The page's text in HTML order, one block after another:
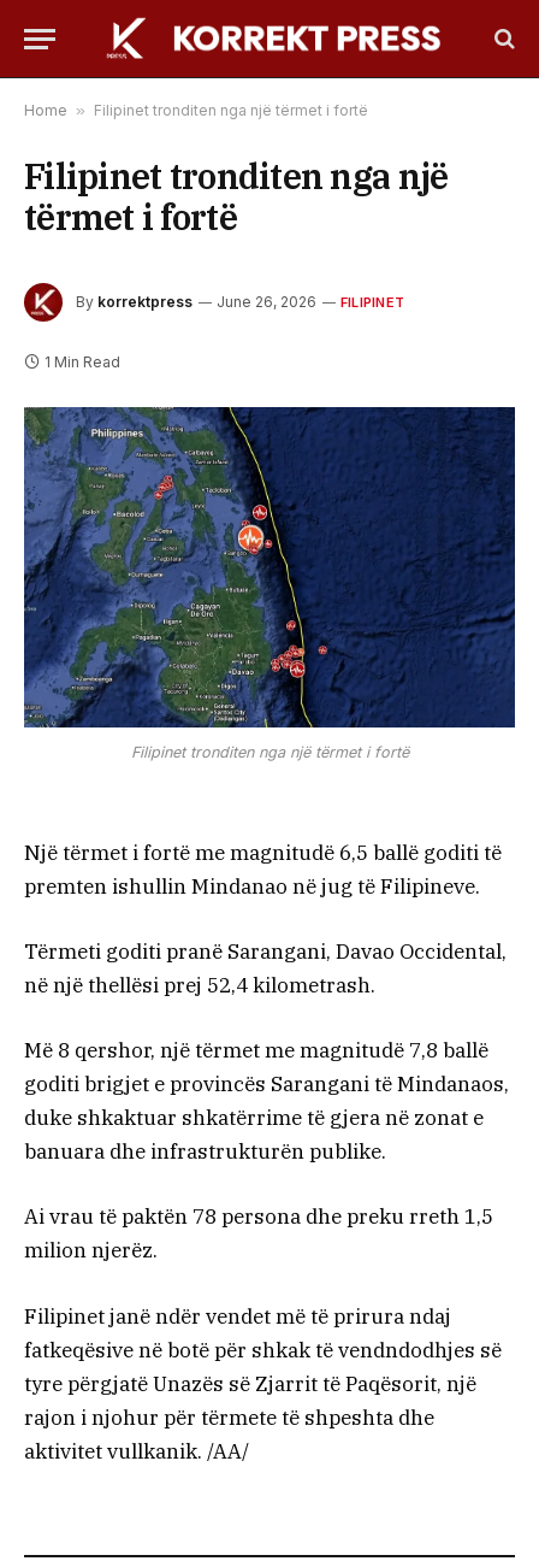
Home » Filipinet tronditen nga një tërmet i fortë
Filipinet tronditen nga një
tërmet i fortë
By korrektpress June 26, 2026 FILIPINET
1 Min Read
Filipinet tronditen nga një tërmet i fortë
Një tërmet i fortë me magnitudë 6,5 ballë goditi të
premten ishullin Mindanao në jug të Filipineve.
Tërmeti goditi pranë Sarangani, Davao Occidental,
në një thellësi prej 52,4 kilometrash.
Më 8 qershor, një tërmet me magnitudë 7,8 ballë
goditi brigjet e provincës Sarangani të Mindanaos,
duke shkaktuar shkatërrime të gjera në zonat e
banuara dhe infrastrukturën publike.
Ai vrau të paktën 78 persona dhe preku rreth 1,5
milion njerëz.
Filipinet janë ndër vendet më të prirura ndaj
fatkeqësive në botë për shkak të vendndodhjes së
tyre përgjatë Unazës së Zjarrit të Paqësorit, një
rajon i njohur për tërmete të shpeshta dhe
aktivitet vullkanik. /AA/